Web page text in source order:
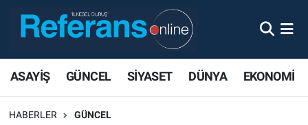
ASAYİŞ GÜNCEL SİYASET DÜNYA EKONOMİ
HABERLER GÜNCEL